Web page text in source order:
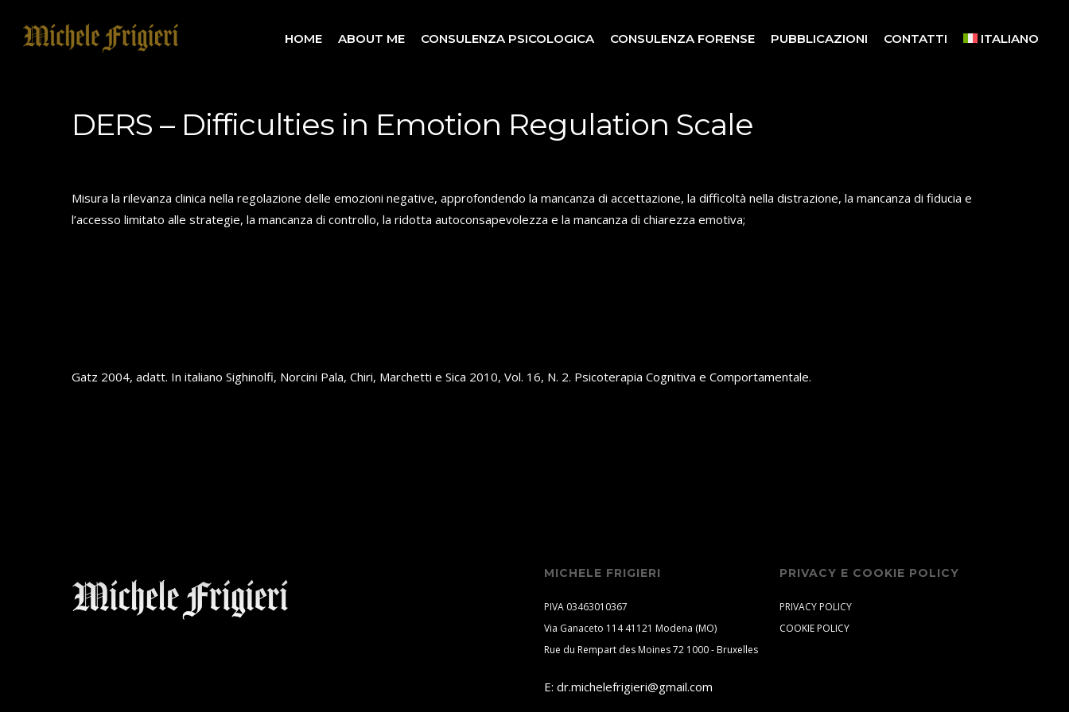
HOME ABOUT ME CONSULENZA PSICOLOGICA CONSULENZA FORENSE PUBBLICAZIONI CONTATTI ITALIANO
DERS – Difficulties in Emotion Regulation Scale
Misura la rilevanza clinica nella regolazione delle emozioni negative, approfondendo la mancanza di accettazione, la difficoltà nella distrazione, la mancanza di fiducia e
l’accesso limitato alle strategie, la mancanza di controllo, la ridotta autoconsapevolezza e la mancanza di chiarezza emotiva;
Gatz 2004, adatt. In italiano Sighinolfi, Norcini Pala, Chiri, Marchetti e Sica 2010, Vol. 16, N. 2. Psicoterapia Cognitiva e Comportamentale.
MICHELE FRIGIERI
PIVA 03463010367
Via Ganaceto 114 41121 Modena (MO)
Rue du Rempart des Moines 72 1000 - Bruxelles
E: dr.michelefrigieri@gmail.com
PRIVACY E COOKIE POLICY
PRIVACY POLICY
COOKIE POLICY